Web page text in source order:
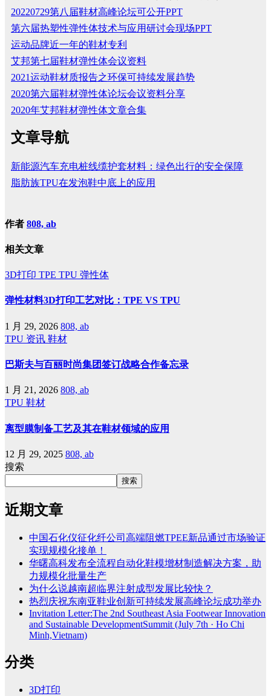
20220729第八届鞋材高峰论坛可公开PPT
第六届热塑性弹性体技术与应用研讨会现场PPT
运动品牌近一年的鞋材专利
艾邦第七届鞋材弹性体会议资料
2021运动鞋材质报告之环保可持续发展趋势
2020第六届鞋材弹性体论坛会议资料分享
2020年艾邦鞋材弹性体文章合集
文章导航
新能源汽车充电桩线缆护套材料：绿色出行的安全保障
脂肪族TPU在发泡鞋中底上的应用
作者 808, ab
相关文章
3D打印 TPE TPU 弹性体
弹性材料3D打印工艺对比：TPE VS TPU
1 月 29, 2026 808, ab
TPU 资讯 鞋材
巴斯夫与百丽时尚集团签订战略合作备忘录
1 月 21, 2026 808, ab
TPU 鞋材
离型膜制备工艺及其在鞋材领域的应用
12 月 29, 2025 808, ab
搜索
搜索
近期文章
中国石化仪征化纤公司高端阻燃TPEE新品通过市场验证
实现规模化接单！
华曙高科发布全流程自动化鞋模增材制造解决方案，助
力规模化批量生产
为什么说越南超临界注射成型发展比较快？
热烈庆祝东南亚鞋业创新可持续发展高峰论坛成功举办
Invitation Letter:The 2nd Southeast Asia Footwear Innovation
and Sustainable DevelopmentSummit (July 7th · Ho Chi
Minh,Vietnam)
分类
3D打印